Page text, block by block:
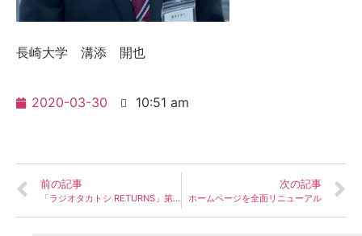
長崎大学 溝添 開也
2020-03-30 10:51 am
前の記事
「ラジオタカトシ RETURNS」第９２回配信 / 県議会反省会 2020年2月議会 溝添開也さん
次の記事
ホームページを全面リニューアル